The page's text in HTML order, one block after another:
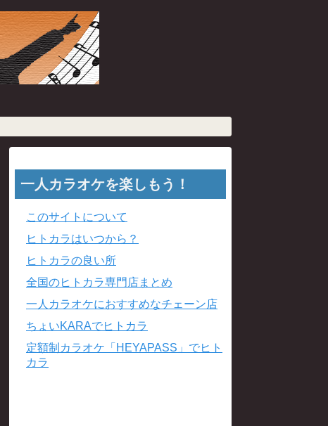
一人カラオケを楽しもう！
このサイトについて
ヒトカラはいつから？
ヒトカラの良い所
全国のヒトカラ専門店まとめ
一人カラオケにおすすめなチェーン店
ちょいKARAでヒトカラ
定額制カラオケ「HEYAPASS」でヒト
カラ